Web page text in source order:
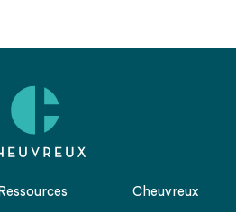
Ressources Cheuvreux